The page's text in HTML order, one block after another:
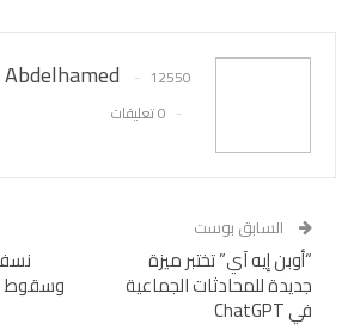
12550 المشاركات
0 تعليقات
السابق بوست
“أوبن إيه آي” تختبر ميزة
جديدة للمحادثات الجماعية
في ChatGPT
وسقوط